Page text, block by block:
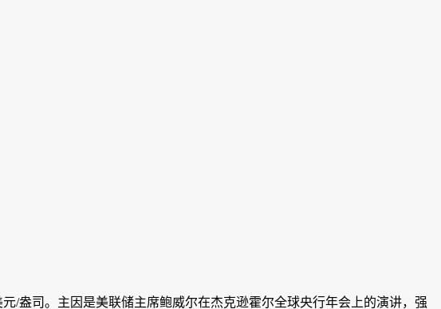
/盎司。主因是美联储主席鲍威尔在杰克逊霍尔全球央行年会上的演讲，强